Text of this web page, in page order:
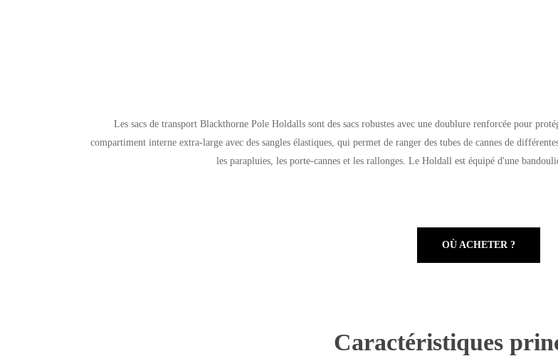
Les sacs de transport Blackthorne Pole Holdalls sont des sacs robustes avec une doublure renforcée pour
compartiment interne extra-large avec des sangles élastiques, qui permet de ranger des tubes de cannes de
les parapluies, les porte-cannes et les rallonges. Le Holdall est équipé d'une
OÙ ACHETER ?
Caractéristiques